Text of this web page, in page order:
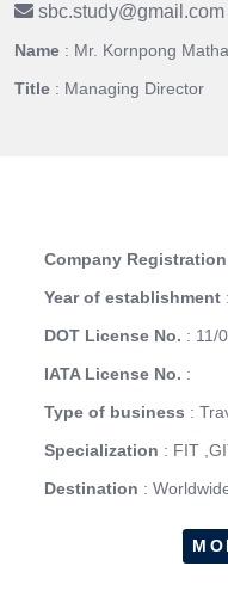
sbc.study@gmail.com
Name : Mr. Kornpong
Title : Managing Director
Company Registration
Year of establishment
DOT License No. : 11/
IATA License No. :
Type of business :
Specialization : FIT
Destination :